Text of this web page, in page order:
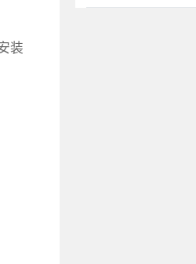
装